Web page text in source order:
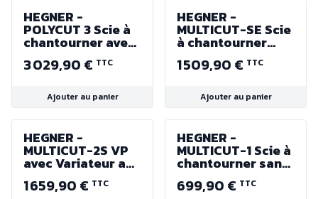
HEGNER -
POLYCUT 3 Scie à
chantourner avec
boîte de vitesses
& commande à
cygne 500 mm -
230V 180W 700-
1600 tr/min.
3 029,90 € TTC
Ajouter au panier
HEGNER -
MULTICUT-SE Scie
à chantourner
avec variateur -
Col de cygne 460
1400 tr/min.
1 509,90 € TTC
Ajouter au panier
HEGNER -
MULTICUT-2S VP
avec Variateur au
Pied - Col de
Cygne 460 mm -
1 659,90 € TTC
HEGNER -
MULTICUT-1 Scie à
chantourner sans
Variateur - Col de
cygne 365 mm -
699,90 € TTC